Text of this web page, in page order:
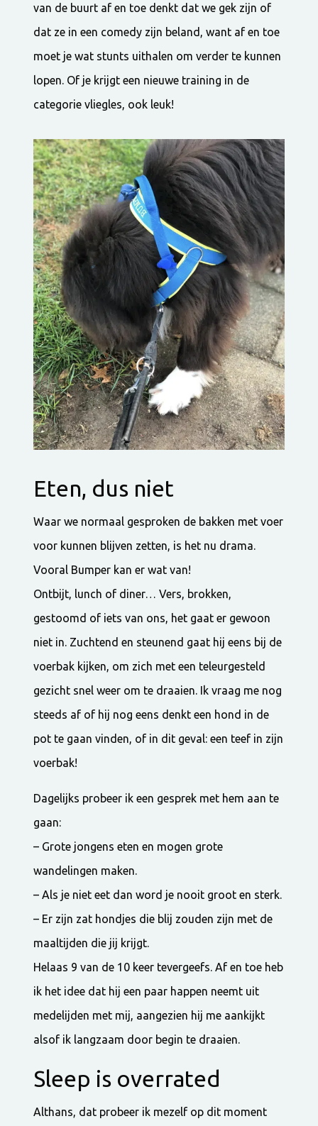
van de buurt af en toe denkt dat we gek zijn of
dat ze in een comedy zijn beland, want af en toe
moet je wat stunts uithalen om verder te kunnen
lopen. Of je krijgt een nieuwe training in de
categorie vliegles, ook leuk!
Eten, dus niet
Waar we normaal gesproken de bakken met voer
voor kunnen blijven zetten, is het nu drama.
Vooral Bumper kan er wat van!
Ontbijt, lunch of diner… Vers, brokken,
gestoomd of iets van ons, het gaat er gewoon
niet in. Zuchtend en steunend gaat hij eens bij de
voerbak kijken, om zich met een teleurgesteld
gezicht snel weer om te draaien. Ik vraag me nog
steeds af of hij nog eens denkt een hond in de
pot te gaan vinden, of in dit geval: een teef in zijn
voerbak!
Dagelijks probeer ik een gesprek met hem aan te
gaan:
– Grote jongens eten en mogen grote
wandelingen maken.
– Als je niet eet dan word je nooit groot en sterk.
– Er zijn zat hondjes die blij zouden zijn met de
maaltijden die jij krijgt.
Helaas 9 van de 10 keer tevergeefs. Af en toe heb
ik het idee dat hij een paar happen neemt uit
medelijden met mij, aangezien hij me aankijkt
alsof ik langzaam door begin te draaien.
Sleep is overrated
Althans, dat probeer ik mezelf op dit moment